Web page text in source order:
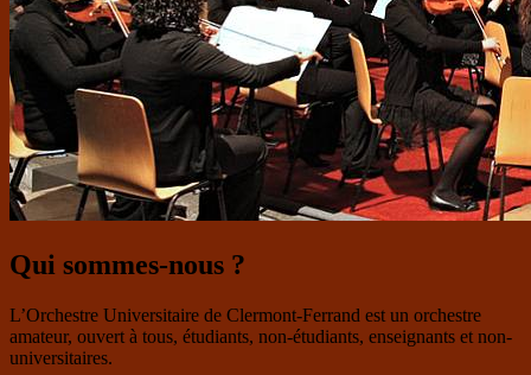
Qui sommes-nous ?
L’Orchestre Universitaire de Clermont-Ferrand est un orchestre
amateur, ouvert à tous, étudiants, non-étudiants, enseignants et non-
universitaires.